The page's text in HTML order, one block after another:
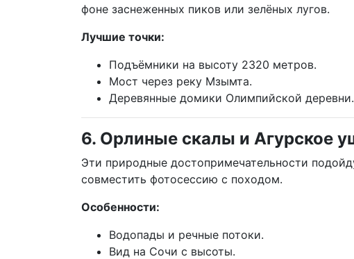
фоне заснеженных пиков или зелёных лугов.
Лучшие точки:
Подъёмники на высоту 2320 метров.
Мост через реку Мзымта.
Деревянные домики Олимпийской деревни.
6. Орлиные скалы и Агурское
Эти природные достопримечательности
совместить фотосессию с походом.
Особенности:
Водопады и речные потоки.
Вид на Сочи с высоты.